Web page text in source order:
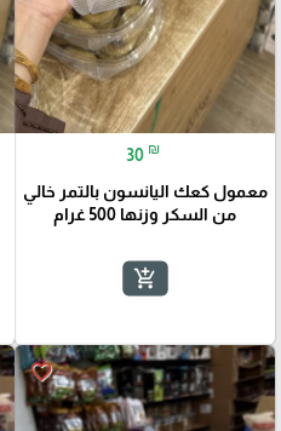
30 ₪
معمول كعك اليانسون بالتمر خالي
من السكر وزنها 500 غرام
add_shopping_cart
favorite_border